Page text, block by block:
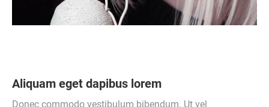
Aliquam eget dapibus lorem
Donec commodo vestibulum bibendum. Ut vel